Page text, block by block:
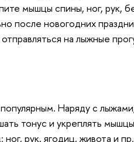
мышцы спины, ног, рук,
после новогодних
на лыжные
Наряду с
тонус и укреплять
рук, ягодиц, живота и